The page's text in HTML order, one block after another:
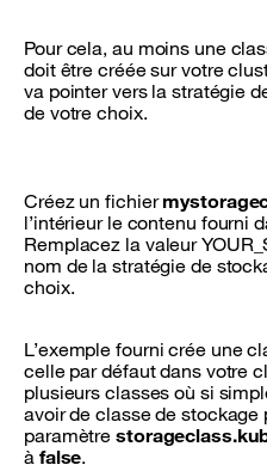
Pour cela, au moins une
doit être créée sur votre
va pointer vers la stratégie
de votre choix.
Créez un fichier
l’intérieur le contenu fourni
Remplacez la valeur
nom de la stratégie de
choix.
L’exemple fourni crée une
celle par défaut dans votre
plusieurs classes où si
avoir de classe de stockage
paramètre
à false.